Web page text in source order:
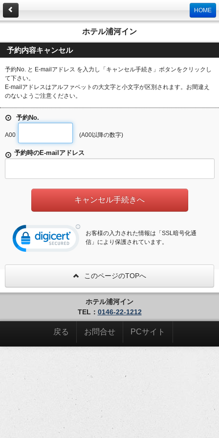
HOME
ホテル浦河イン
予約内容キャンセル
予約No. と E-mailアドレス を入力し「キャンセル手続き」ボタンをクリックし
て下さい。
E-mailアドレスはアルファベットの大文字と小文字が区別されます。お間違え
のないようご注意ください。
予約No.
A00 (A00以降の数字)
予約時のE-mailアドレス
お客様の入力された情報は「SSL暗号化通
信」により保護されています。
このページのTOPへ
ホテル浦河イン
TEL： 0146-22-1212
戻る お問合せ PCサイト